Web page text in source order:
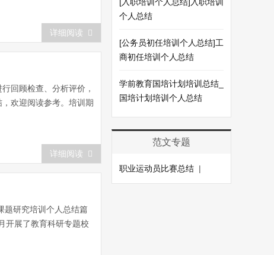
详细阅读
回顾检查、分析评价，
欢迎阅读参考。培训期
详细阅读
题研究培训个人总结篇
展了教育科研专题校
个人总结
[公务员初任培训个人总结]工
商初任培训个人总结
学前教育国培计划培训总结_
国培计划培训个人总结
范文专题
职业运动员比赛总结 |